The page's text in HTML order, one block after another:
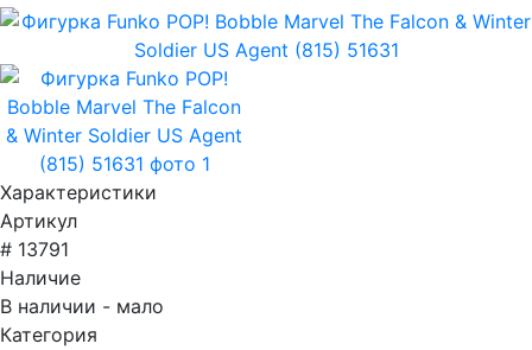
Характеристики
Артикул
# 13791
Наличие
В наличии - мало
Категория